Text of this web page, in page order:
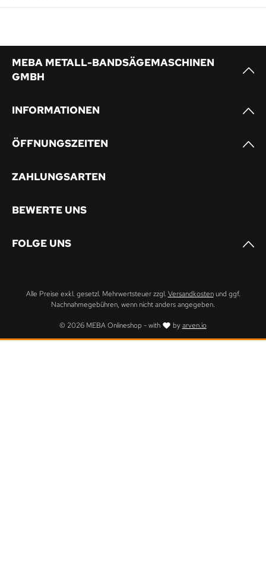
MEBA METALL-BANDSÄGEMASCHINEN
GMBH
INFORMATIONEN
ÖFFNUNGSZEITEN
ZAHLUNGSARTEN
BEWERTE UNS
FOLGE UNS
© 2026 MEBA Onlineshop - with byarven.io
Alle Preise exkl. gesetzl. Mehrwertsteuer zzgl. Versandkostenund ggf.
Nachnahmegebühren, wenn nicht anders angegeben.